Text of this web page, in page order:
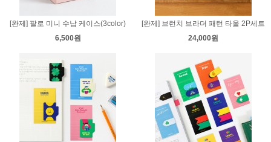
[완제] 팔로 미니 수납 케이스(3color)
6,500원
[완제] 브런치 브라더 패턴 타올 2P세트
24,000원